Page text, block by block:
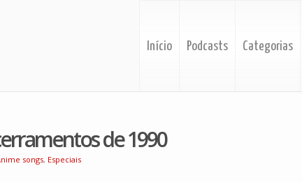
Início Podcasts Categorias
de 1990
songs, Especiais